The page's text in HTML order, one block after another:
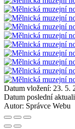
Datum vložení: 23. 5.
Datum poslední
Autor: Správce Webu